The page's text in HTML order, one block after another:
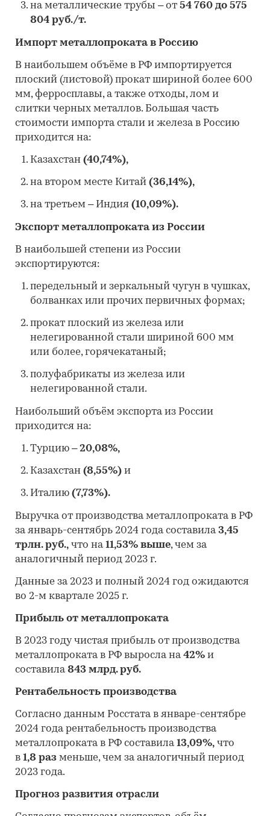
на металлические трубы – от 54 760 до 575
804 руб./т.
Импорт металлопроката в Россию
В наибольшем объёме в РФ импортируется
плоский (листовой) прокат шириной более 600
мм, ферросплавы, а также отходы, лом и
слитки черных металлов. Большая часть
стоимости импорта стали и железа в Россию
приходится на:
Казахстан (40,74%),
на втором месте Китай (36,14%),
на третьем – Индия (10,09%).
Экспорт металлопроката из России
В наибольшей степени из России
экспортируются:
передельный и зеркальный чугун в чушках,
болванках или прочих первичных формах;
прокат плоский из железа или
нелегированной стали шириной 600 мм
или более, горячекатаный;
полуфабрикаты из железа или
нелегированной стали.
Наибольший объём экспорта из России
приходится на:
Турцию –20,08%,
Казахстан (8,55%) и
Италию (7,73%).
Выручка от производства металлопроката в РФ
за январь-сентябрь 2024 года составила3,45
трлн. руб., что на11,53% выше, чем за
аналогичный период 2023 г.
Данные за 2023 и полный 2024 год ожидаются
во 2-м квартале 2025 г.
Прибыль от металлопроката
В 2023 году чистая прибыль от производства
металлопроката в РФ выросла на42% и
составила843 млрд. руб.
Рентабельность производства
Согласно данным Росстата в январе-сентябре
2024 года рентабельность производства
металлопроката в РФ составила13,09%, что
в 1,8 раз меньше, чем за аналогичный период
2023 года.
Прогноз развития отрасли